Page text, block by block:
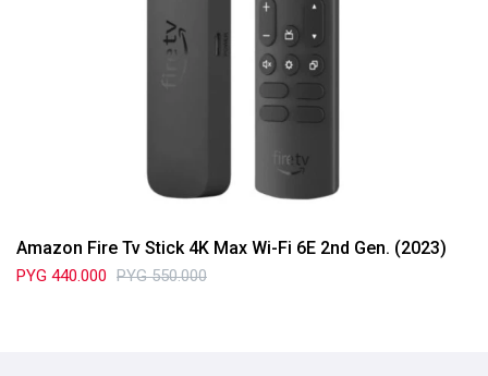
Amazon Fire Tv Stick 4K Max Wi-Fi 6E 2nd Gen. (2023)
PYG 440.000 PYG 550.000